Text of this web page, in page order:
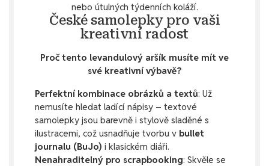
nebo útulných týdenních koláží.
České samolepky pro vaši
kreativní radost
Proč tento levandulový aršík musíte mít ve
své kreativní výbavě?
Perfektní kombinace obrázků a textů: Už
nemusíte hledat ladící nápisy – textové
samolepky jsou barevně i stylově sladěné s
ilustracemi, což usnadňuje tvorbu v bullet
journalu (BuJo) i klasickém diáři.
Nenahraditelný pro scrapbooking: Skvěle se